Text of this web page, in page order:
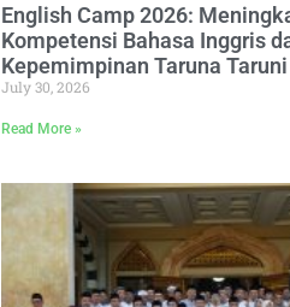
English Camp 2026:
Kompetensi Bahasa Inggris
Kepemimpinan Taruna Taruni
July 30, 2026
Read More »